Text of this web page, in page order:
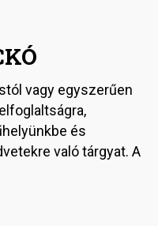
vagy egyszerűen
és
való tárgyat. A